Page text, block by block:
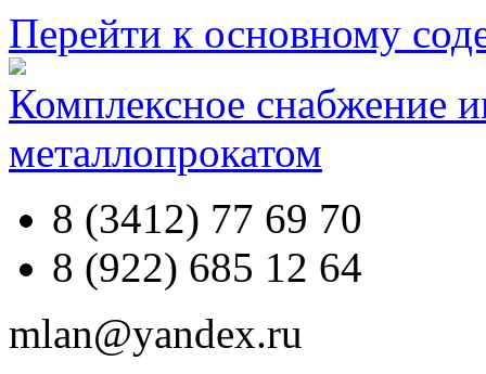
Перейти к основному
Комплексное снабжение
металлопрокатом
8 (3412) 77 69 70
8 (922) 685 12 64
mlan@yandex.ru